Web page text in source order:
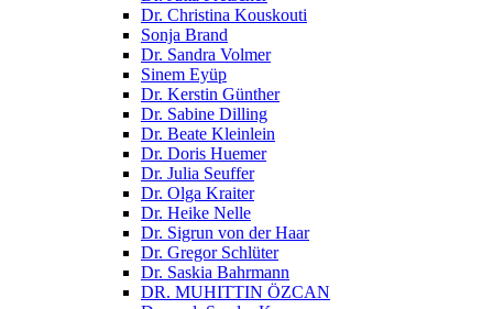
Dr. Christina Kouskouti
Sonja Brand
Dr. Sandra Volmer
Sinem Eyüp
Dr. Kerstin Günther
Dr. Sabine Dilling
Dr. Beate Kleinlein
Dr. Doris Huemer
Dr. Julia Seuffer
Dr. Olga Kraiter
Dr. Heike Nelle
Dr. Sigrun von der Haar
Dr. Gregor Schlüter
Dr. Saskia Bahrmann
DR. MUHITTIN ÖZCAN